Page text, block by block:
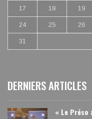
17 18 19
24 25 26
31
DERNIERS ARTICLES
« Le Préso